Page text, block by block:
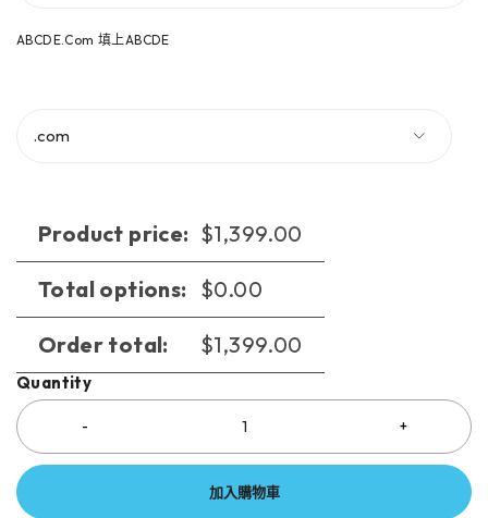
ABCDE.Com 填上ABCDE
Product price: $1,399.00
Total options: $0.00
Order total: $1,399.00
Quantity
加入購物車